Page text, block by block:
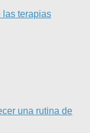
las terapias
una rutina de